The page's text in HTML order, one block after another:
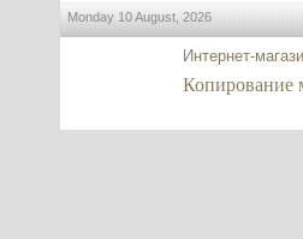
Monday 10 August, 2026
Интернет-
Копирование